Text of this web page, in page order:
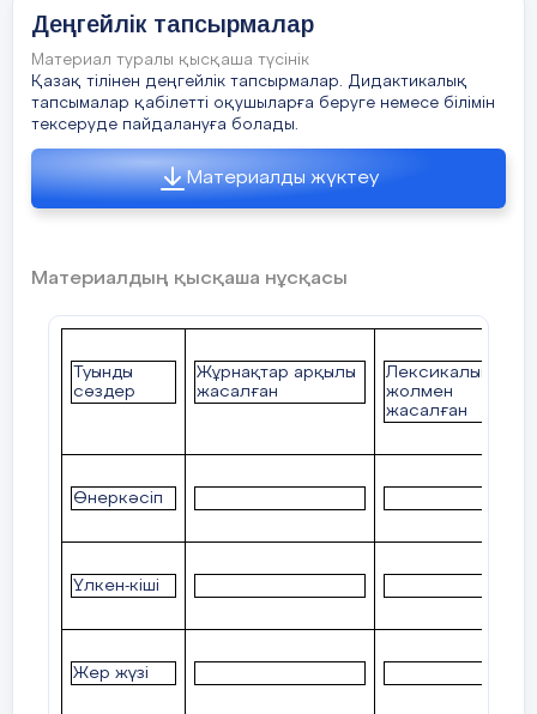
Деңгейлік тапсырмалар
Материал туралы қысқаша түсінік
Қазақ тілінен деңгейлік тапсырмалар. Дидактикалық
тапсымалар қабілетті оқушыларға беруге немесе білімін
тексеруде пайдалануға болады.
Материалды жүктеу
Материалдың қысқаша нұсқасы
Туынды
сөздер
Жұрнақтар арқылы
жасалған
Лексикалық
жолмен
жасалған
Өнеркәсіп
Үлкен-кіші
Жер жүзі